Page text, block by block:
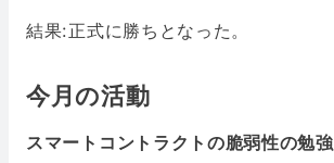
結果:正式に勝ちとなった。
今月の活動
スマートコントラクトの脆弱性の勉強